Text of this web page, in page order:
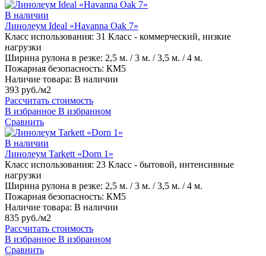
В наличии
Линолеум Ideal «Havanna Oak 7»
Класс использования: 31 Класс - коммерческий, низкие
нагрузки
Ширина рулона в резке: 2,5 м. / 3 м. / 3,5 м. / 4 м.
Пожарная безопасность: КМ5
Наличие товара: В наличии
393 руб./м2
Рассчитать стоимость
В избранное В избранном
Сравнить
В наличии
Линолеум Tarkett «Dorn 1»
Класс использования: 23 Класс - бытовой, интенсивные
нагрузки
Ширина рулона в резке: 2,5 м. / 3 м. / 3,5 м. / 4 м.
Пожарная безопасность: КМ5
Наличие товара: В наличии
835 руб./м2
Рассчитать стоимость
В избранное В избранном
Сравнить